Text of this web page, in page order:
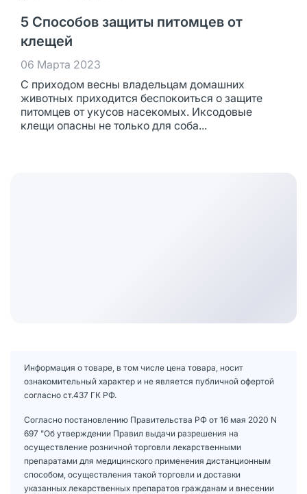
5 Способов защиты питомцев от
клещей
06 Марта 2023
С приходом весны владельцам домашних
животных приходится беспокоиться о защите
питомцев от укусов насекомых. Иксодовые
клещи опасны не только для соба...
Информация о товаре, в том числе цена товара, носит
ознакомительный характер и не является публичной офертой
согласно ст.437 ГК РФ.
Согласно постановлению Правительства РФ от 16 мая 2020 N
697 "Об утверждении Правил выдачи разрешения на
осуществление розничной торговли лекарственными
препаратами для медицинского применения дистанционным
способом, осуществления такой торговли и доставки
указанных лекарственных препаратов гражданам и внесении